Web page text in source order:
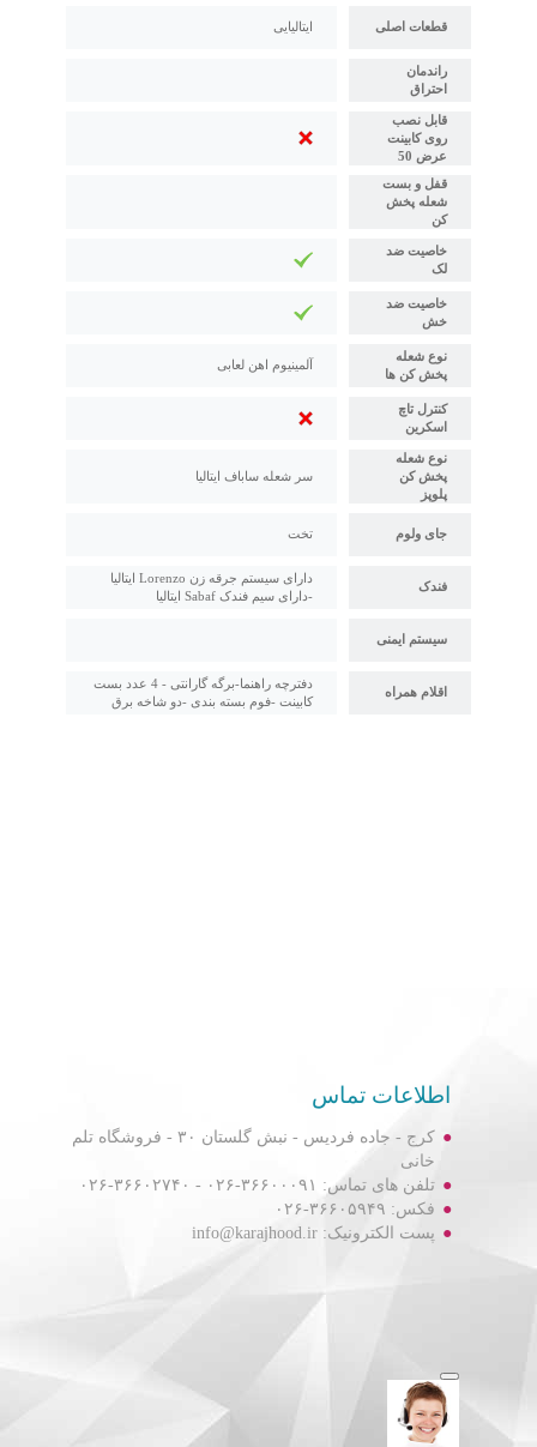
قطعات اصلی ایتالیایی
راندمان
احتراق
قابل نصب
روی کابینت
عرض 50
قفل و بست
شعله پخش
کن
خاصیت ضد
لک
خاصیت ضد
خش
نوع شعله
پخش کن ها
آلمینیوم اهن لعابی
کنترل تاچ
اسکرین
نوع شعله
پخش کن
پلوپز
سر شعله ساباف ایتالیا
جای ولوم تخت
فندک
دارای سیستم جرقه زن Lorenzo ایتالیا
-دارای سیم فندک Sabaf ایتالیا
سیستم ایمنی
اقلام همراه
دفترچه راهنما-برگه گارانتی - 4 عدد بست
کابینت -فوم بسته بندی -دو شاخه برق
اطلاعات تماس
کرج - جاده فردیس - نبش گلستان ۳۰ - فروشگاه تلم
خانی
تلفن های تماس: ۳۶۶۰۰۰۹۱-۰۲۶ - ۳۶۶۰۲۷۴۰-۰۲۶
فکس: ۳۶۶۰۵۹۴۹-۰۲۶
پست الکترونیک: info@karajhood.ir